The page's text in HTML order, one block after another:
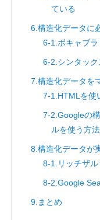
ている
6.構造化データに
6-1.ボキャブラ
6-2.シンタック
7.構造化データを
7-1.HTMLを使
7-2.Googleの
ルを使う方法
8.構造化データが
8-1.リッチザ
8-2.Google
9.まとめ